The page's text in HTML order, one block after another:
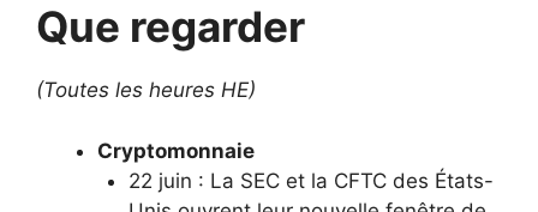
Que regarder
(Toutes les heures HE)
Cryptomonnaie
22 juin : La SEC et la CFTC des États-